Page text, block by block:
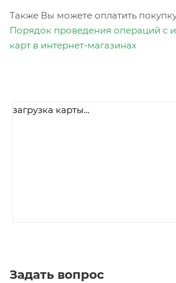
Также Вы можете оплатить
Порядок проведения операций с
карт в интернет-магазинах
загрузка карты...
Задать вопрос